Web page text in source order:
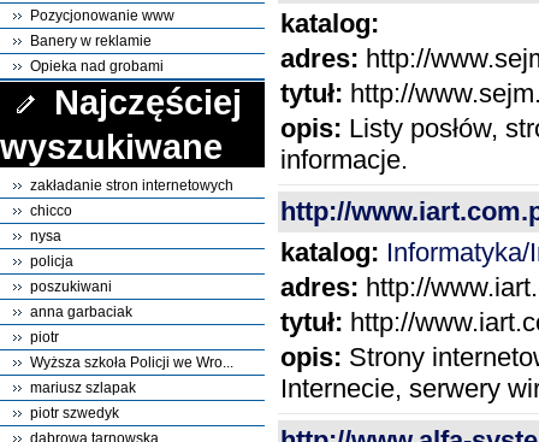
katalog:
adres: http://
tytuł: http://
opis: Listy posłów,
informacje.
http://
katalog: Informatyka/
adres: http://
tytuł: http://
opis: Strony
Internecie, serwery
Pozycjonowanie www
Banery w reklamie
Opieka nad grobami
Najczęściej
wyszukiwane
zakładanie stron internetowych
chicco
nysa
policja
poszukiwani
anna garbaciak
piotr
Wyższa szkoła Policji we Wro...
mariusz szlapak
piotr szwedyk